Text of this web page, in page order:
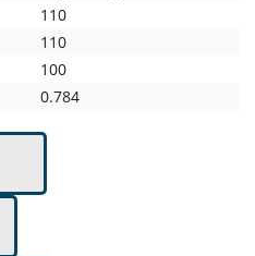
110
110
100
0.784